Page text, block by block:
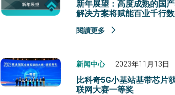
新年展望：高度成熟的国
解决方案将赋能百业千行
閱讀更多
新闻中心 2023年11月13日
比科奇5G小基站基带芯片
联网大赛一等奖